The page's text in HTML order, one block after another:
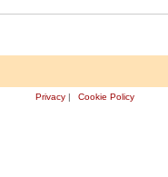
Privacy | Cookie Policy